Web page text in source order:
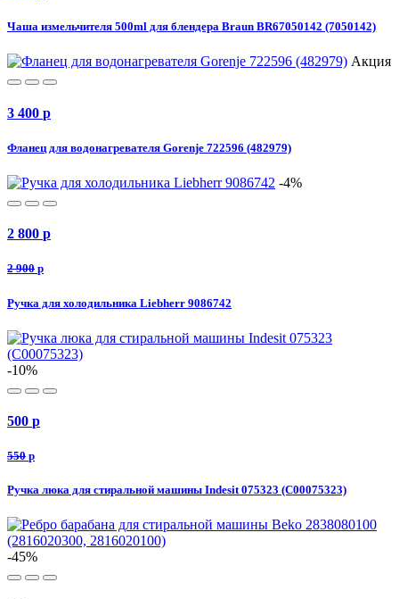
Чаша измельчителя 500ml для блендера Braun BR67050142 (7050142)
Акция
3 400 p
Фланец для водонагревателя Gorenje 722596 (482979)
-4%
2 800 p
2 900 p
Ручка для холодильника Liebherr 9086742
-10%
500 p
550 p
Ручка люка для стиральной машины Indesit 075323 (C00075323)
-45%